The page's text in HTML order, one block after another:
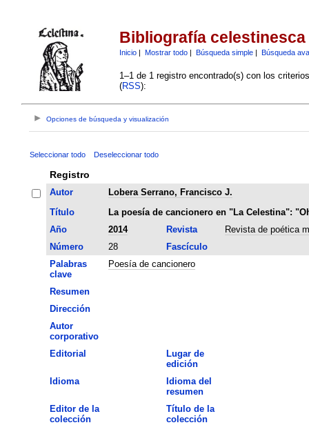
Bibliografía celestinesca
Inicio| Mostrar todo| Búsqueda simple| Búsqueda
1–1 de 1 registro encontrado(s) con los
(RSS):
Opciones de búsqueda y visualización
Seleccionar todo Deseleccionar todo
Registro
Autor
Lobera Serrano, Francisco J.
Título
La poesía de cancionero en "La Celestina":
Año
2014 Revista
Revista de poética
Número
28
Fascículo
Palabras
clave
Poesía de cancionero
Resumen
Dirección
Autor
corporativo
Editorial
Lugar de
edición
Idioma
Idioma del
resumen
Editor de la
colección
Título de la
colección